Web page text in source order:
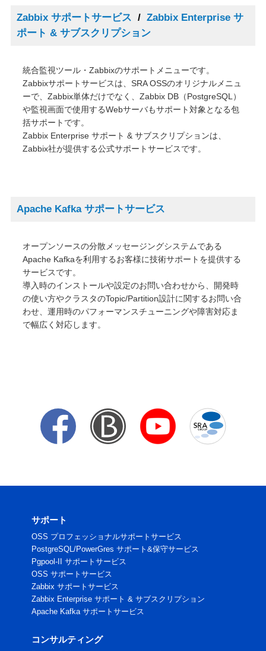
Zabbix サポートサービス / Zabbix Enterprise サ
ポート & サブスクリプション
統合監視ツール・Zabbixのサポートメニューです。
Zabbixサポートサービスは、SRA OSSのオリジナルメニュ
ーで、Zabbix単体だけでなく、Zabbix DB（PostgreSQL）
や監視画面で使用するWebサーバもサポート対象となる包
括サポートです。
Zabbix Enterprise サポート & サブスクリプションは、
Zabbix社が提供する公式サポートサービスです。
Apache Kafka サポートサービス
オープンソースの分散メッセージングシステムである
Apache Kafkaを利用するお客様に技術サポートを提供する
サービスです。
導入時のインストールや設定のお問い合わせから、開発時
の使い方やクラスタのTopic/Partition設計に関するお問い合
わせ、運用時のパフォーマンスチューニングや障害対応ま
で幅広く対応します。
サポート
OSS プロフェッショナルサポートサービス
PostgreSQL/PowerGres サポート&保守サービス
Pgpool-II サポートサービス
OSS サポートサービス
Zabbix サポートサービス
Zabbix Enterprise サポート & サブスクリプション
Apache Kafka サポートサービス
コンサルティング